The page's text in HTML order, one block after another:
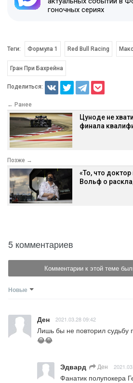
гоночных сериях
Теги: Формула 1 Red Bull Racing
Гран При Бахрейна
Поделиться:
← Ранее
Цуноде не
финала
Позже →
«То, что
Вольф о
5 комментариев
Комментарии к этой теме
Новые
Ден 2021.03.28 09:42
Лишь бы не повторил судьбу
😂😂
Эдвард Ден
Фанатик полупокера